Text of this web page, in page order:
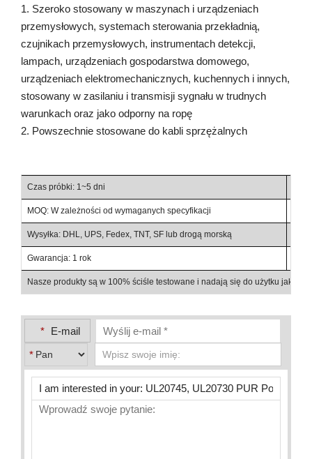
1. Szeroko stosowany w maszynach i urządzeniach
przemysłowych, systemach sterowania przekładnią,
czujnikach przemysłowych, instrumentach detekcji,
lampach, urządzeniach gospodarstwa domowego,
urządzeniach elektromechanicznych, kuchennych i innych,
stosowany w zasilaniu i transmisji sygnału w trudnych
warunkach oraz jako odporny na ropę
2. Powszechnie stosowane do kabli sprzężalnych
Czas próbki: 1~5 dni
MOQ: W zależności od wymaganych specyfikacji
Wysyłka: DHL, UPS, Fedex, TNT, SF lub drogą morską
Gwarancja: 1 rok
Nasze produkty są w 100% ściśle testowane i nadają się do użytku jako
* E-mail
*